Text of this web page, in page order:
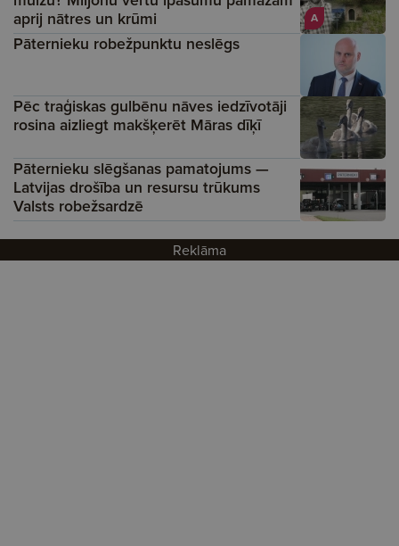
A
aprij nātres un krūmi
Pāternieku robežpunktu neslēgs
Pēc traģiskas gulbēnu nāves iedzīvotāji
rosina aizliegt makšķerēt Māras dīķī
Pāternieku slēgšanas pamatojums —
Latvijas drošība un resursu trūkums
Valsts robežsardzē
Reklāma